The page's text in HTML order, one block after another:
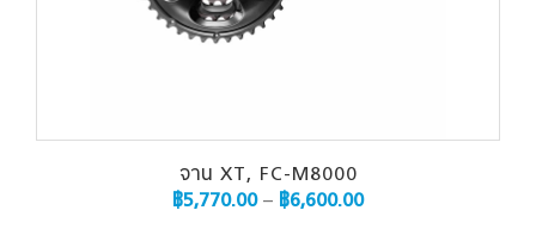
จาน XT, FC-M8000
฿5,770.00– ฿6,600.00